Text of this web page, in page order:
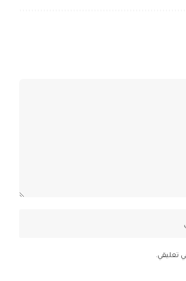
تعليقي.